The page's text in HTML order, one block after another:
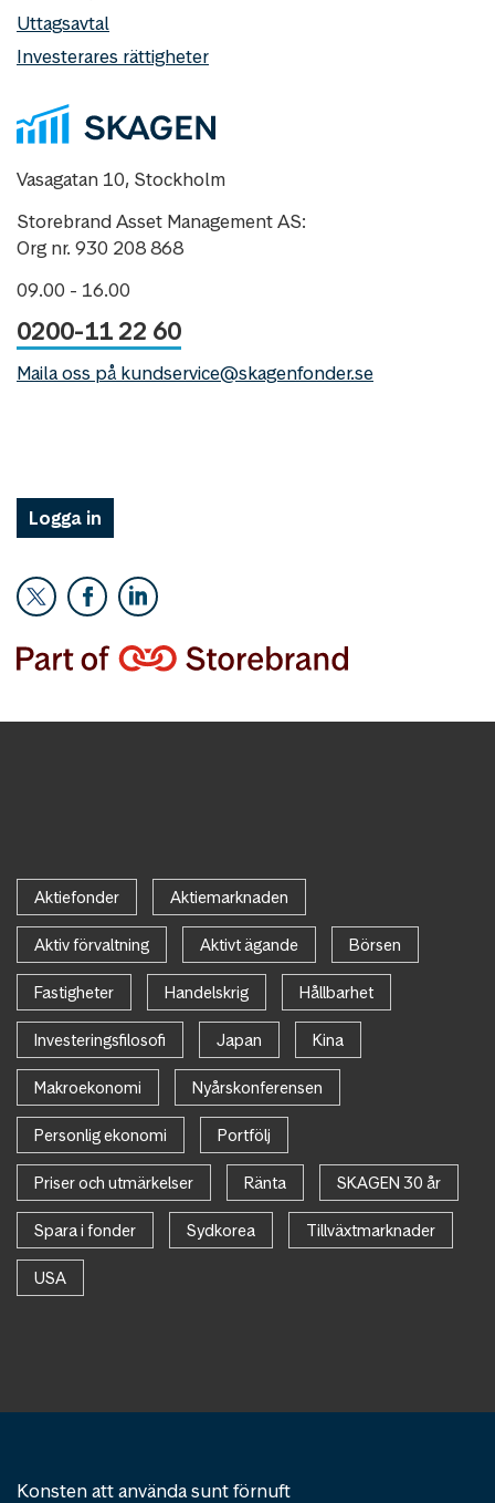
Uttagsavtal
Investerares rättigheter
Vasagatan 10, Stockholm
Storebrand Asset Management AS:
Org nr. 930 208 868
09.00 - 16.00
0200-11 22 60
Maila oss på kundservice@skagenfonder.se
Logga in
Aktiefonder Aktiemarknaden
Aktiv förvaltning Aktivt ägande Börsen
Fastigheter Handelskrig Hållbarhet
Investeringsfilosofi Japan Kina
Makroekonomi Nyårskonferensen
Personlig ekonomi Portfölj
Priser och utmärkelser Ränta SKAGEN 30 år
Spara i fonder Sydkorea Tillväxtmarknader
USA
Konsten att använda sunt förnuft